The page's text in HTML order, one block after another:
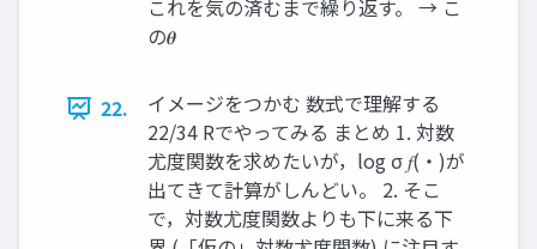
これを気の済むまで繰り返す。 → こ
の𝜽
22.
イメージをつかむ 数式で理解する
22/34 Rでやってみる まとめ 1. 対数
尤度関数を求めたいが，log σ 𝑓(・)が
出てきて計算がしんどい。 2. そこ
で，対数尤度関数よりも下に来る下